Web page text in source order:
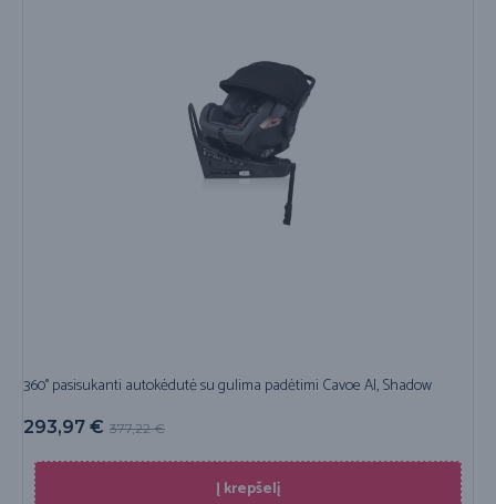
360° pasisukanti autokėdutė su gulima padėtimi Cavoe AI, Shadow
377,22€
293,97 €
Į krepšelį